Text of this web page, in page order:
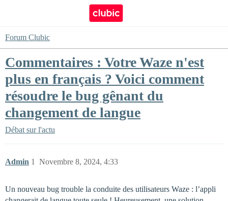
Forum Clubic
Commentaires : Votre Waze n'est
plus en français ? Voici comment
résoudre le bug gênant du
changement de langue
Débat sur l'actu
Admin Novembre 8, 2024, 4:33
1
Un nouveau bug trouble la conduite des utilisateurs Waze : l’appli